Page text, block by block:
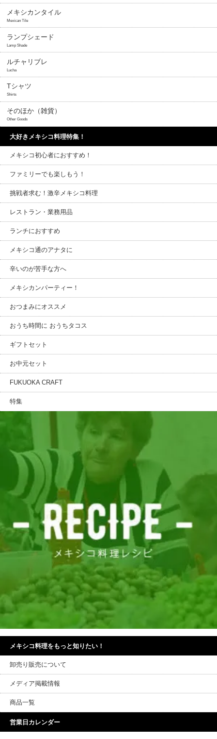
メキシカンタイル
Mexican Tile
ランプシェード
Lamp Shade
ルチャリブレ
Lucha
Tシャツ
Shirts
そのほか（雑貨）
Other Goods
大好きメキシコ料理特集！
メキシコ初心者におすすめ！
ファミリーでも楽しもう！
挑戦者求む！激辛メキシコ料理
レストラン・業務用品
ランチにおすすめ
メキシコ通のアナタに
辛いのが苦手な方へ
メキシカンパーティー！
おつまみにオススメ
おうち時間に おうちタコス
ギフトセット
お中元セット
FUKUOKA CRAFT
特集
メキシコ料理をもっと知りたい！
卸売り販売について
メディア掲載情報
商品一覧
営業日カレンダー